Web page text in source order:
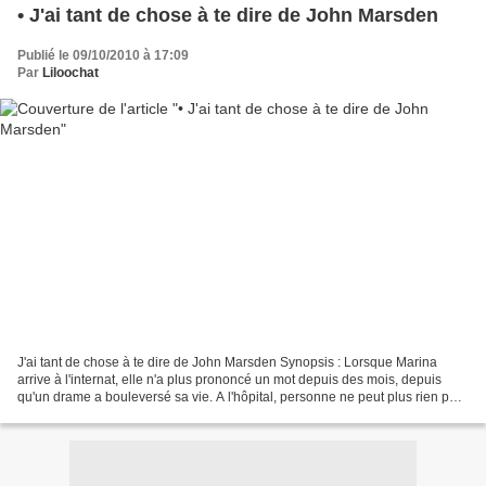
• J'ai tant de chose à te dire de John Marsden
Publié le 09/10/2010 à 17:09
Par Liloochat
J'ai tant de chose à te dire de John Marsden Synopsis : Lorsque Marina
arrive à l'internat, elle n'a plus prononcé un mot depuis des mois, depuis
qu'un drame a bouleversé sa vie. A l'hôpital, personne ne peut plus rien pour